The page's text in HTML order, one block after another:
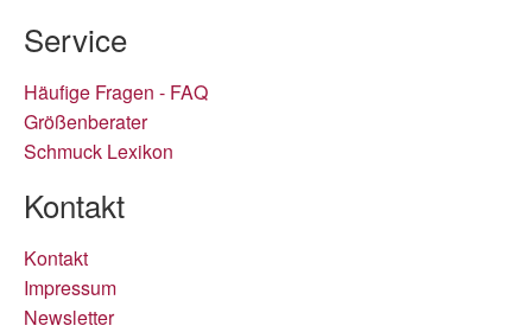
Service
Häufige Fragen - FAQ
Größenberater
Schmuck Lexikon
Kontakt
Kontakt
Impressum
Newsletter